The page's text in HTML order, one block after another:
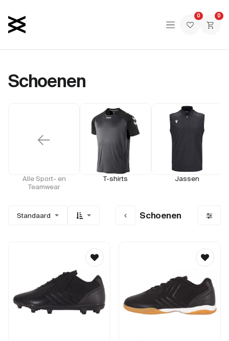
0
0
Schoenen
←
Alle Sport- en
Teamwear
T-shirts Jassen
Standaard Schoenen